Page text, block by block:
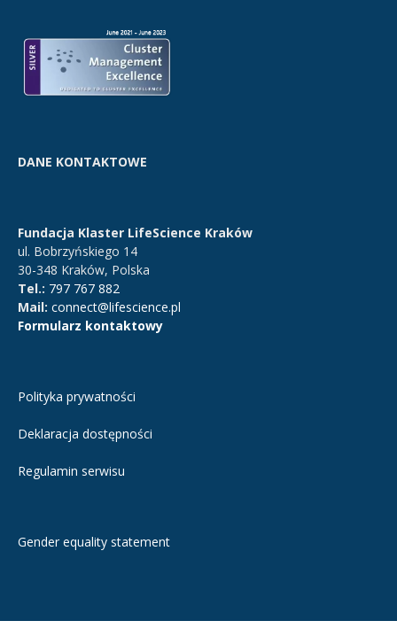
DANE KONTAKTOWE
Fundacja Klaster LifeScience Kraków
ul. Bobrzyńskiego 14
30-348 Kraków, Polska
Tel.: 797 767 882
Mail: connect@lifescience.pl
Formularz kontaktowy
Polityka prywatności
Deklaracja dostępności
Regulamin serwisu
Gender equality statement